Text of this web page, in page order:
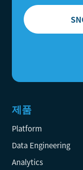
제품
Platform
Data Engineering
Analytics